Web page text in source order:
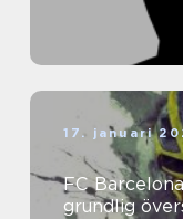
17. januari
FC
grundlig